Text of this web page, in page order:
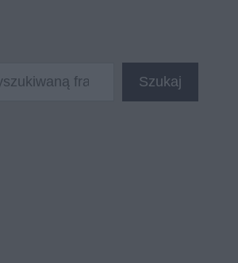
Szukaj